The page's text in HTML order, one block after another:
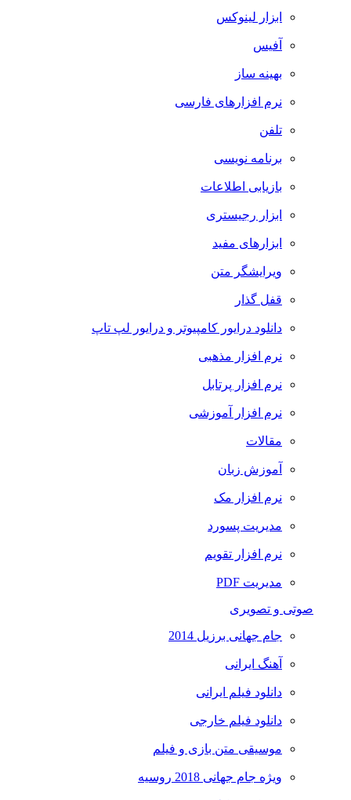
ابزار لینوکس
آفیس
بهینه ساز
نرم افزارهای فارسی
تلفن
برنامه نویسی
بازیابی اطلاعات
ابزار رجیستری
ابزارهای مفید
ویرایشگر متن
قفل گذار
دانلود درایور کامپیوتر و درایور لپ تاپ
نرم افزار مذهبی
نرم افزار پرتابل
نرم افزار آموزشی
مقالات
آموزش زبان
نرم افزار مک
مدیریت پسورد
نرم افزار تقویم
مدیریت PDF
صوتی و تصویری
جام جهانی برزیل 2014
آهنگ ایرانی
دانلود فیلم ایرانی
دانلود فیلم خارجی
موسیقی متن بازی و فیلم
ویژه جام جهانی 2018 روسیه